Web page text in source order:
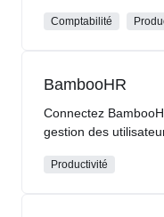
Comptabilité
BambooHR
Connectez
gestion des
Productivité